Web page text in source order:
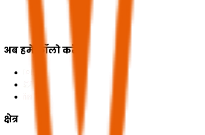
अब हमें फॉलो करें
क्षेत्र